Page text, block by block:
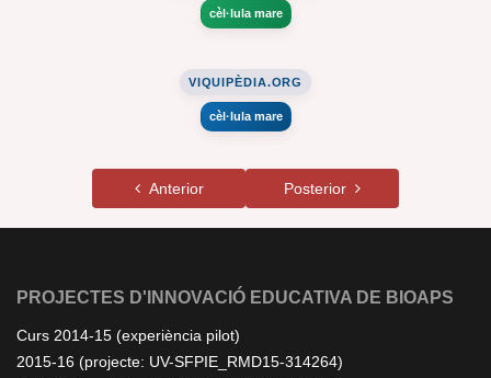
cèl·lula mare
VIQUIPÈDIA.ORG
cèl·lula mare
Anterior Posterior
PROJECTES D'INNOVACIÓ EDUCATIVA DE BIOAPS
Curs 2014-15 (experiència pilot)
2015-16 (projecte: UV-SFPIE_RMD15-314264)